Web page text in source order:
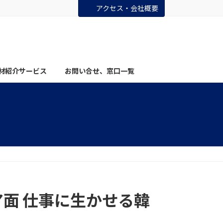
アクセス・会社概要
紹介サービス お問い合せ、窓口一覧
仕事に生かせる韓